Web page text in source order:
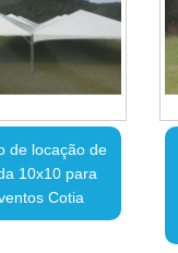
de locação de
10x10 para
Cotia